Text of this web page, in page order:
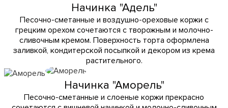
Начинка "Адель"
Песочно-сметанные и воздушно-ореховые коржи с
грецким орехом сочетаются с творожным и молочно-
сливочным кремом. Поверхность торта оформлена
заливкой, кондитерской посыпкой и декором из крема
растительного.
Начинка "Аморель"
Песочно-сметанные и слоеные коржи прекрасно